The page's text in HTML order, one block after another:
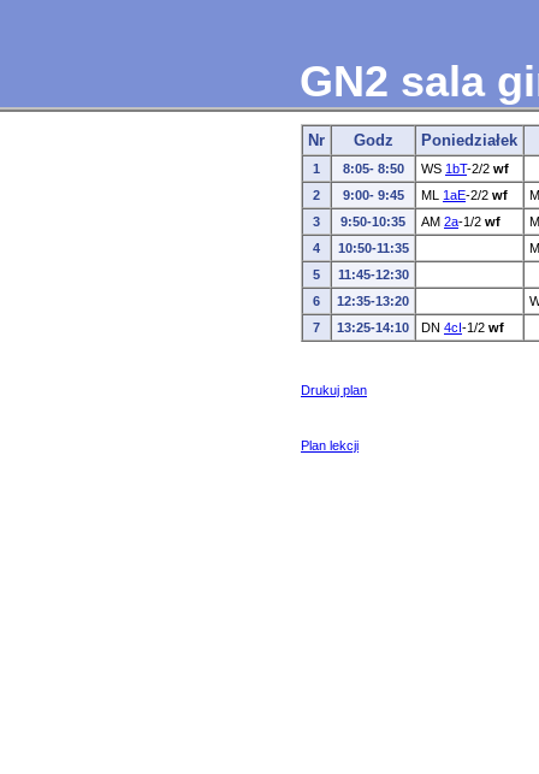
GN2 sala
Nr Godz Poniedziałek
1 8:05- 8:50 WS 1bT-2/2 wf
2
9:00- 9:45 ML 1aE-2/2 wf
3
9:50-10:35 AM 2a-1/2 wf
4
10:50-11:35
5
11:45-12:30
6
12:35-13:20
7
13:25-14:10 DN 4cI-1/2 wf
Drukuj plan
Plan lekcji